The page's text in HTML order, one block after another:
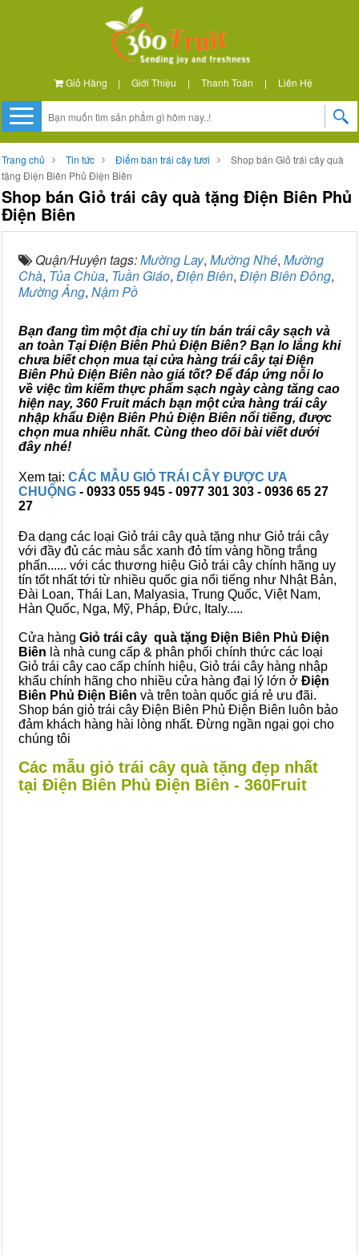
Giỏ Hàng | Giới Thiệu | Thanh Toán | Liên Hệ
Trang chủ Tin tức Điểm bán trái cây tươi
Shop bán Giỏ trái cây quà
tặng Điện Biên Phủ Điện Biên
Shop bán Giỏ trái cây quà tặng Điện Biên Phủ
Điện Biên
Quận/Huyện tags:Mường Lay, Mường Nhé, Mường
Chà, Tủa Chùa, Tuần Giáo, Điện Biên, Điện Biên Đông,
Mường Ảng, Nậm Pồ
Bạn đang tìm một địa chỉ uy tín bán trái cây sạch và
an toàn Tại Điện Biên Phủ Điện Biên? Bạn lo lắng khi
chưa biết chọn mua tại cửa hàng trái cây tại Điện
Biên Phủ Điện Biên nào giá tốt? Để đáp ứng nỗi lo
về việc tìm kiếm thực phẩm sạch ngày càng tăng cao
hiện nay, 360 Fruit mách bạn một cửa hàng trái cây
nhập khẩu Điện Biên Phủ Điện Biên nổi tiếng, được
chọn mua nhiều nhất. Cùng theo dõi bài viết dưới
đây nhé!
Xem tại: CÁC MẪU GIỎ TRÁI CÂY ĐƯỢC ƯA
CHUỘNG - 0933 055 945 - 0977 301 303 - 0936 65 27
27
Đa dạng các loại Giỏ trái cây quà tặng như Giỏ trái cây
với đầy đủ các màu sắc xanh đỏ tím vàng hồng trắng
phấn...... với các thương hiệu Giỏ trái cây chính hãng uy
tín tốt nhất tới từ nhiều quốc gia nổi tiếng như Nhật Bản,
Đài Loan, Thái Lan, Malyasia, Trung Quốc, Việt Nam,
Hàn Quốc, Nga, Mỹ, Pháp, Đức, Italy.....
Cửa hàng Giỏ trái cây quà tặng Điện Biên Phủ Điện
Biên là nhà cung cấp & phân phối chính thức các loại
Giỏ trái cây cao cấp chính hiệu, Giỏ trái cây hàng nhập
khẩu chính hãng cho nhiều cửa hàng đại lý lớn ở Điện
Biên Phủ Điện Biên và trên toàn quốc giá rẻ ưu đãi.
Shop bán giỏ trái cây Điện Biên Phủ Điện Biên luôn bảo
đảm khách hàng hài lòng nhất. Đừng ngần ngại gọi cho
chúng tôi
Các mẫu giỏ trái cây quà tặng đẹp nhất
tại Điện Biên Phủ Điện Biên - 360Fruit